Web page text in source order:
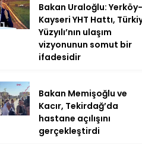
Bakan Uraloğlu: Yerköy-
Kayseri YHT Hattı,
Yüzyılı’nın ulaşım
vizyonunun somut bir
ifadesidir
Bakan Memişoğlu ve
Kacır, Tekirdağ’da
hastane açılışını
gerçekleştirdi